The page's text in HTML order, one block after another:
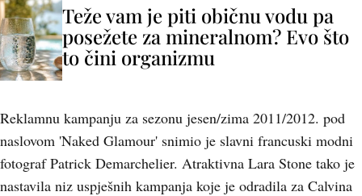
Teže vam je piti običnu vodu pa
posežete za mineralnom? Evo što
to čini organizmu
Reklamnu kampanju za sezonu jesen/zima 2011/2012. pod
naslovom 'Naked Glamour' snimio je slavni francuski modni
fotograf Patrick Demarchelier. Atraktivna Lara Stone tako je
nastavila niz uspješnih kampanja koje je odradila za Calvina